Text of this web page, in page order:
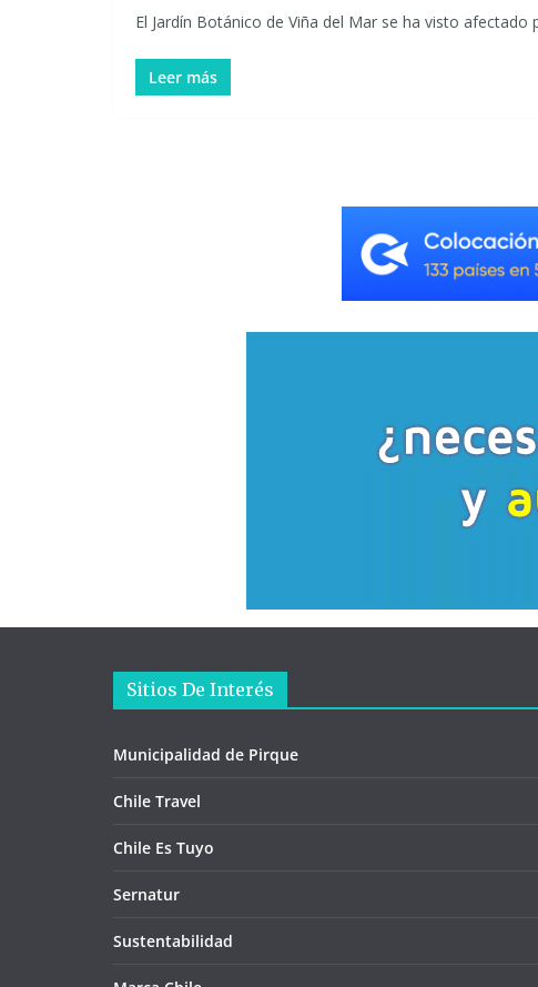
El Jardín Botánico de Viña del Mar se ha visto
Leer más
Sitios De Interés
Municipalidad de Pirque
Chile Travel
Chile Es Tuyo
Sernatur
Sustentabilidad